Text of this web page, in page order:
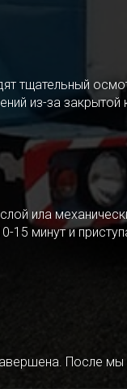
тщательный
из-за
ила
минут и
После